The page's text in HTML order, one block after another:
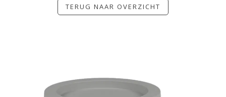
TERUG NAAR OVERZICHT